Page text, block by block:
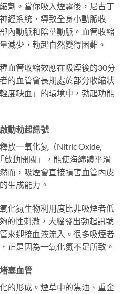
劑。當你吸入煙霧後，尼古丁
經系統，導致全身小動脈收
內動脈和陰莖動脈。血管收縮
減少，勃起自然變得困難。
血管收縮效應在吸煙後的30分
的血管會長期處於部分收縮狀
度缺血」的環境中，勃起功能
動勃起訊號
放一氧化氮（Nitric Oxide,
啟動開關」，能使海綿體平滑
而，吸煙會直接損害血管內皮
生成能力。
化氮生物利用度比非吸煙者低
的性刺激，大腦發出勃起訊號
來迎接血液流入。很多吸煙者
正是因為一氧化氮不足所致。
塞血管
的形成。煙草中的焦油、重金